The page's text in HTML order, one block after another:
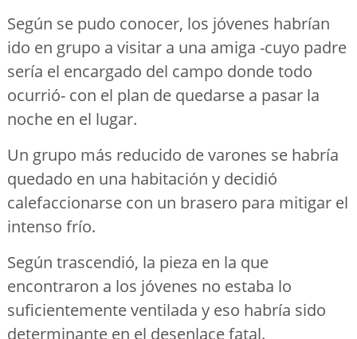
Según se pudo conocer, los jóvenes habrían
ido en grupo a visitar a una amiga -cuyo padre
sería el encargado del campo donde todo
ocurrió- con el plan de quedarse a pasar la
noche en el lugar.
Un grupo más reducido de varones se habría
quedado en una habitación y decidió
calefaccionarse con un brasero para mitigar el
intenso frío.
Según trascendió, la pieza en la que
encontraron a los jóvenes no estaba lo
suficientemente ventilada y eso habría sido
determinante en el desenlace fatal.